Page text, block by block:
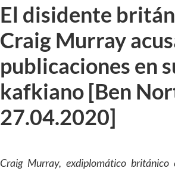
El disidente
Craig Murray
publicaciones en
kafkiano [Ben
27.04.2020]
Craig Murray, exdiplomático